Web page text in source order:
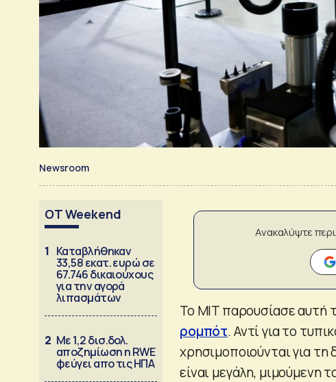
Newsroom
OT Weekend
1 Καταβλήθηκαν
33,58 εκατ. ευρώ σε
67.746 δικαιούχους
για την αγορά
λιπασμάτων
2 Με 1,2 δισ.δολ.
αποζημίωση η RWE
φεύγει απο τις ΗΠΑ
Ανακαλύψτε
Το MIT παρουσίασε αυτή
ρομπότ. Αντί για το
χρησιμοποιούνται για
είναι μεγάλη, μιμούμενη